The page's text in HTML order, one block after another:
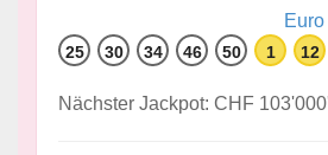
25 30 34 46 50 1 12
Nächster Jackpot: CHF